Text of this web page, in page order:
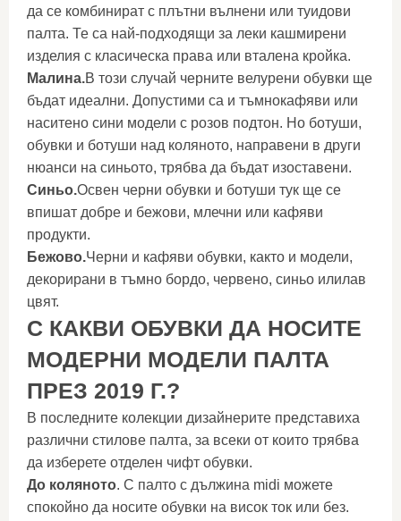
да се комбинират с плътни вълнени или туидови
палта. Те са най-подходящи за леки кашмирени
изделия с класическа права или вталена кройка.
Малина.В този случай черните велурени обувки ще
бъдат идеални. Допустими са и тъмнокафяви или
наситено сини модели с розов подтон. Но ботуши,
обувки и ботуши над коляното, направени в други
нюанси на синьото, трябва да бъдат изоставени.
Синьо.Освен черни обувки и ботуши тук ще се
впишат добре и бежови, млечни или кафяви
продукти.
Бежово.Черни и кафяви обувки, както и модели,
декорирани в тъмно бордо, червено, синьо илилав
цвят.
С КАКВИ ОБУВКИ ДА НОСИТЕ
МОДЕРНИ МОДЕЛИ ПАЛТА
ПРЕЗ 2019 Г.?
В последните колекции дизайнерите представиха
различни стилове палта, за всеки от които трябва
да изберете отделен чифт обувки.
До коляното. С палто с дължина midi можете
спокойно да носите обувки на висок ток или без.